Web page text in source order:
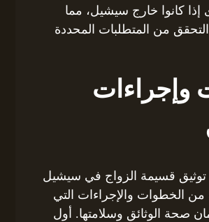
كانوا خارج سيشيل، مما
من المتطلبات المحددة
وإجراءات
قسيمة الزواج في سيشيل
من الخطوات والإجراءات التي
صحة الوثائق وسلامتها. أول